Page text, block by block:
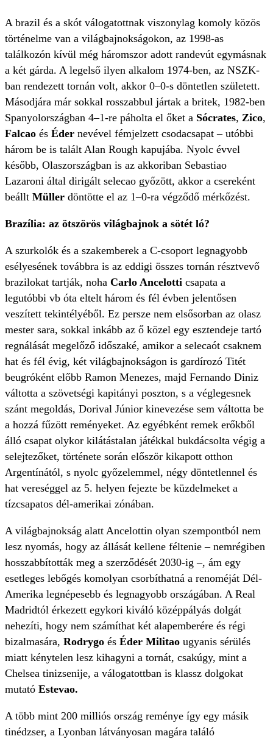
A brazil és a skót válogatottnak viszonylag komoly közös
történelme van a világbajnokságokon, az 1998-as
találkozón kívül még háromszor adott randevút egymásnak
a két gárda. A legelső ilyen alkalom 1974-ben, az NSZK-
ban rendezett tornán volt, akkor 0–0-s döntetlen született.
Másodjára már sokkal rosszabbul jártak a britek, 1982-ben
Spanyolországban 4–1-re páholta el őket a Sócrates, Zico,
Falcao és Éder nevével fémjelzett csodacsapat – utóbbi
három be is talált Alan Rough kapujába. Nyolc évvel
később, Olaszországban is az akkoriban Sebastiao
Lazaroni által dirigált selecao győzött, akkor a csereként
beállt Müller döntötte el az 1–0-ra végződő mérkőzést.
Brazília: az ötszörös világbajnok a sötét ló?
A szurkolók és a szakemberek a C-csoport legnagyobb
esélyesének továbbra is az eddigi összes tornán résztvevő
brazilokat tartják, noha Carlo Ancelotti csapata a
legutóbbi vb óta eltelt három és fél évben jelentősen
veszített tekintélyéből. Ez persze nem elsősorban az olasz
mester sara, sokkal inkább az ő közel egy esztendeje tartó
regnálását megelőző időszaké, amikor a selecaót csaknem
hat és fél évig, két világbajnokságon is gardírozó Titét
beugróként előbb Ramon Menezes, majd Fernando Diniz
váltotta a szövetségi kapitányi poszton, s a véglegesnek
szánt megoldás, Dorival Júnior kinevezése sem váltotta be
a hozzá fűzött reményeket. Az egyébként remek erőkből
álló csapat olykor kilátástalan játékkal bukdácsolta végig a
selejtezőket, története során először kikapott otthon
Argentínától, s nyolc győzelemmel, négy döntetlennel és
hat vereséggel az 5. helyen fejezte be küzdelmeket a
tízcsapatos dél-amerikai zónában.
A világbajnokság alatt Ancelottin olyan szempontból nem
lesz nyomás, hogy az állását kellene féltenie – nemrégiben
hosszabbították meg a szerződését 2030-ig –, ám egy
esetleges lebőgés komolyan csorbíthatná a renoméját Dél-
Amerika legnépesebb és legnagyobb országában. A Real
Madridtól érkezett egykori kiváló középpályás dolgát
nehezíti, hogy nem számíthat két alapemberére és régi
bizalmasára, Rodrygo és Éder Militao ugyanis sérülés
miatt kénytelen lesz kihagyni a tornát, csakúgy, mint a
Chelsea tinizsenije, a válogatottban is klassz dolgokat
mutató Estevao.
A több mint 200 milliós ország reménye így egy másik
tinédzser, a Lyonban látványosan magára találó